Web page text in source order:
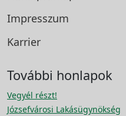
Impresszum
Karrier
További honlapok
Vegyél részt!
Józsefvárosi Lakásügynökség